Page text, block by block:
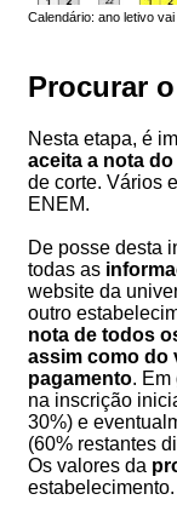
Calendário: ano letivo
Procurar
Nesta etapa, é
aceita a nota do
de corte. Vários
ENEM.
De posse desta
todas as
website da
outro
nota de todos
assim como do
pagamento. Em
na inscrição
30%) e
(60% restantes
Os valores da
estabelecimento.